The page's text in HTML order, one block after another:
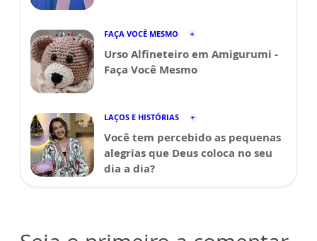
FAÇA VOCÊ MESMO
Urso Alfineteiro em Amigurumi -
Faça Você Mesmo
LAÇOS E HISTÓRIAS
Você tem percebido as pequenas
alegrias que Deus coloca no seu
dia a dia?